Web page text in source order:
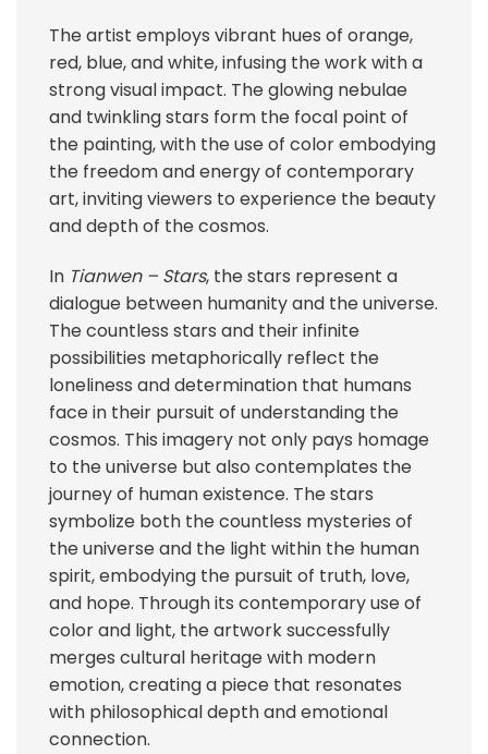
The artist employs vibrant hues of orange,
red, blue, and white, infusing the work with a
strong visual impact. The glowing nebulae
and twinkling stars form the focal point of
the painting, with the use of color embodying
the freedom and energy of contemporary
art, inviting viewers to experience the beauty
and depth of the cosmos.
In Tianwen – Stars, the stars represent a
dialogue between humanity and the universe.
The countless stars and their infinite
possibilities metaphorically reflect the
loneliness and determination that humans
face in their pursuit of understanding the
cosmos. This imagery not only pays homage
to the universe but also contemplates the
journey of human existence. The stars
symbolize both the countless mysteries of
the universe and the light within the human
spirit, embodying the pursuit of truth, love,
and hope. Through its contemporary use of
color and light, the artwork successfully
merges cultural heritage with modern
emotion, creating a piece that resonates
with philosophical depth and emotional
connection.